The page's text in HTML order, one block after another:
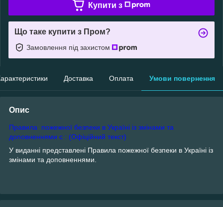
Купити з
Що таке купити з Пром?
Замовлення під захистом
Доставка Оплата Умови повернення
Опис
Правила пожежної безпеки в Україні із змінами та
доповненнями с : (Офіційний текст)
У виданні представлені Правила пожежної безпеки в Україні із
змінами та доповненнями.